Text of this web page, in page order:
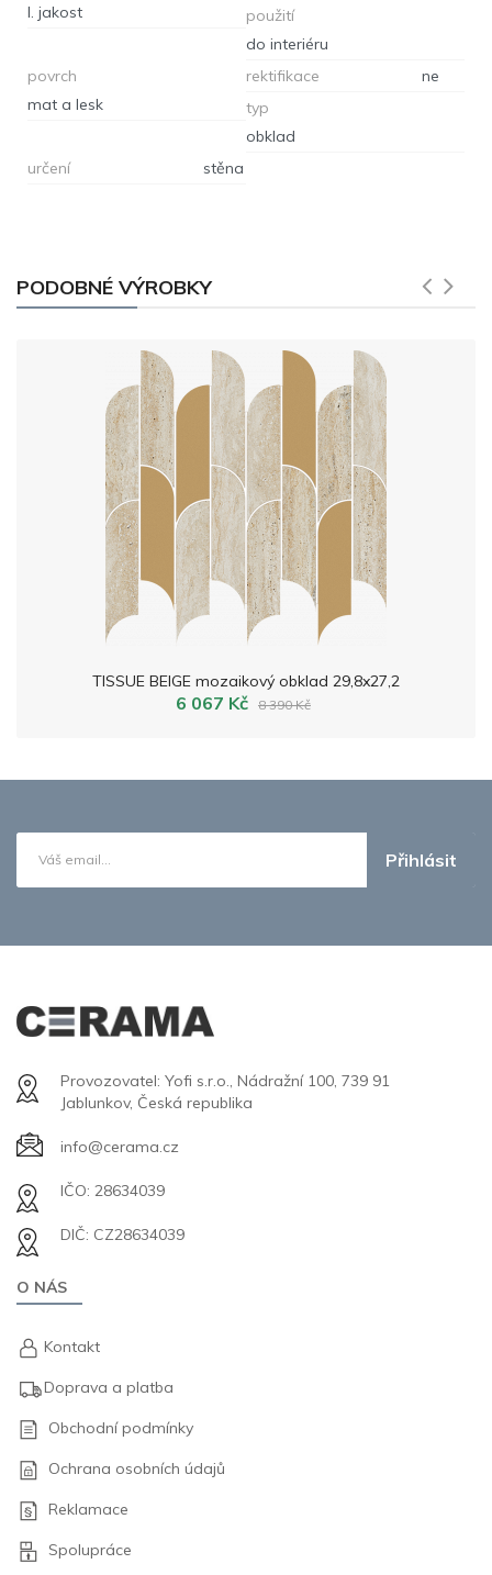
I. jakost
použití
do interiéru
povrch
mat a lesk
rektifikace
ne
typ
obklad
určení
stěna
PODOBNÉ VÝROBKY
TISSUE BEIGE mozaikový obklad 29,8x27,2
6 067 Kč 8 390 Kč
Přihlásit
Provozovatel: Yofi s.r.o., Nádražní 100, 739 91
Jablunkov, Česká republika
info@cerama.cz
IČO: 28634039
DIČ: CZ28634039
O NÁS
Kontakt
Doprava a platba
Obchodní podmínky
Ochrana osobních údajů
Reklamace
Spolupráce